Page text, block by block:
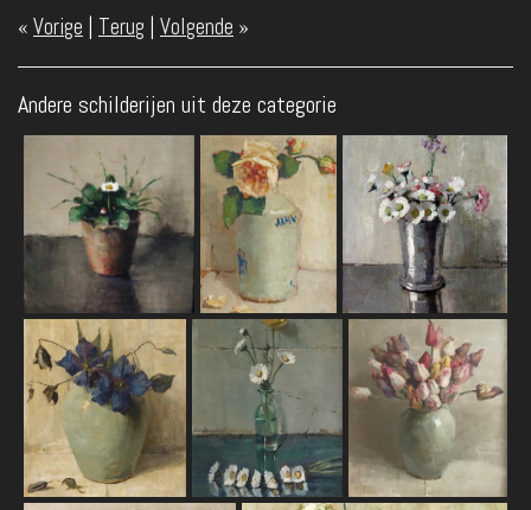
« Vorige Terug Volgende »
Andere schilderijen uit deze categorie